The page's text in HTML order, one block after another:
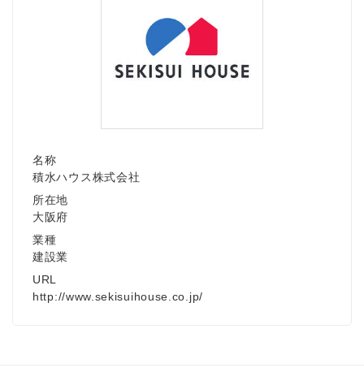
名称
積水ハウス株式会社
所在地
大阪府
業種
建設業
URL
http://www.sekisuihouse.co.jp/